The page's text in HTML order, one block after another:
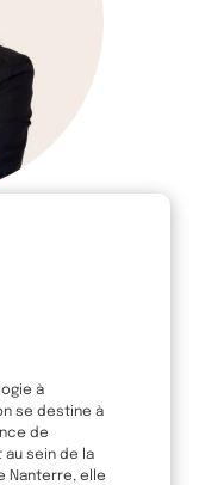
à
se destine à
de
sein de la
Nanterre, elle